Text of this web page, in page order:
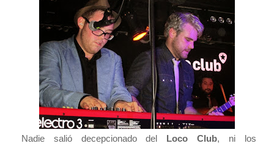
Nadie salió decepcionado del Loco Club, ni los